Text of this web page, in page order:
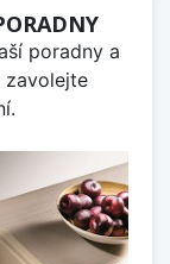
poradny a
zavolejte